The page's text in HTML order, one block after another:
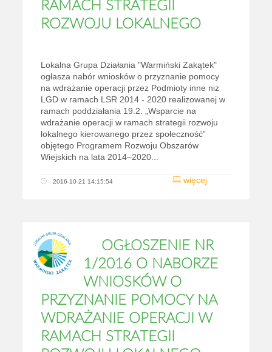
RAMACH STRATEGII
ROZWOJU LOKALNEGO
Lokalna Grupa Działania "Warmiński Zakątek"
ogłasza nabór wniosków o przyznanie pomocy
na wdrażanie operacji przez Podmioty inne niż
LGD w ramach LSR 2014 - 2020 realizowanej w
ramach poddziałania 19.2. „Wsparcie na
wdrażanie operacji w ramach strategii rozwoju
lokalnego kierowanego przez społeczność”
objętego Programem Rozwoju Obszarów
Wiejskich na lata 2014–2020...
więcej
2016-10-21 14:15:54
OGŁOSZENIE NR
1/2016 O NABORZE
WNIOSKÓW O
PRZYZNANIE POMOCY NA
WDRAŻANIE OPERACJI W
RAMACH STRATEGII